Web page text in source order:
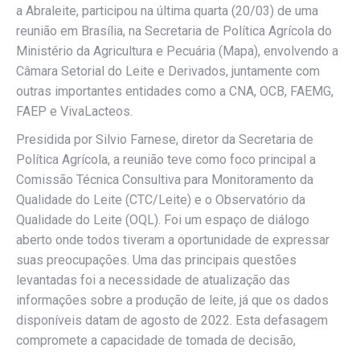
a Abraleite, participou na última quarta (20/03) de uma
reunião em Brasília, na Secretaria de Política Agrícola do
Ministério da Agricultura e Pecuária (Mapa), envolvendo a
Câmara Setorial do Leite e Derivados, juntamente com
outras importantes entidades como a CNA, OCB, FAEMG,
FAEP e VivaLacteos.
Presidida por Silvio Farnese, diretor da Secretaria de
Política Agrícola, a reunião teve como foco principal a
Comissão Técnica Consultiva para Monitoramento da
Qualidade do Leite (CTC/Leite) e o Observatório da
Qualidade do Leite (OQL). Foi um espaço de diálogo
aberto onde todos tiveram a oportunidade de expressar
suas preocupações. Uma das principais questões
levantadas foi a necessidade de atualização das
informações sobre a produção de leite, já que os dados
disponíveis datam de agosto de 2022. Esta defasagem
compromete a capacidade de tomada de decisão,